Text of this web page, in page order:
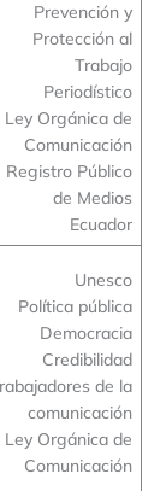
Prevención y
Protección al
Trabajo
Periodístico
Ley Orgánica de
Comunicación
Registro Público
de Medios
Ecuador
Unesco
Política pública
Democracia
Credibilidad
de la
comunicación
Ley Orgánica de
Comunicación